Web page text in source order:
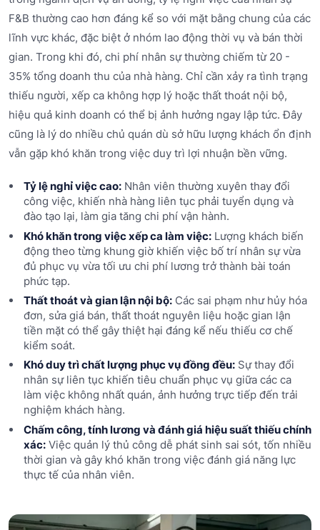
F&B thường cao hơn đáng kể so với mặt bằng chung của các
lĩnh vực khác, đặc biệt ở nhóm lao động thời vụ và bán thời
gian. Trong khi đó, chi phí nhân sự thường chiếm từ 20 -
35% tổng doanh thu của nhà hàng. Chỉ cần xảy ra tình trạng
thiếu người, xếp ca không hợp lý hoặc thất thoát nội bộ,
hiệu quả kinh doanh có thể bị ảnh hưởng ngay lập tức. Đây
cũng là lý do nhiều chủ quán dù sở hữu lượng khách ổn định
vẫn gặp khó khăn trong việc duy trì lợi nhuận bền vững.
Tỷ lệ nghỉ việc cao:Nhân viên thường xuyên thay đổi
công việc, khiến nhà hàng liên tục phải tuyển dụng và
đào tạo lại, làm gia tăng chi phí vận hành.
Khó khăn trong việc xếp ca làm việc:Lượng khách biến
động theo từng khung giờ khiến việc bố trí nhân sự vừa
đủ phục vụ vừa tối ưu chi phí lương trở thành bài toán
phức tạp.
Thất thoát và gian lận nội bộ:Các sai phạm như hủy hóa
đơn, sửa giá bán, thất thoát nguyên liệu hoặc gian lận
tiền mặt có thể gây thiệt hại đáng kể nếu thiếu cơ chế
kiểm soát.
Khó duy trì chất lượng phục vụ đồng đều:Sự thay đổi
nhân sự liên tục khiến tiêu chuẩn phục vụ giữa các ca
làm việc không nhất quán, ảnh hưởng trực tiếp đến trải
nghiệm khách hàng.
Chấm công, tính lương và đánh giá hiệu suất thiếu chính
xác:Việc quản lý thủ công dễ phát sinh sai sót, tốn nhiều
thời gian và gây khó khăn trong việc đánh giá năng lực
thực tế của nhân viên.